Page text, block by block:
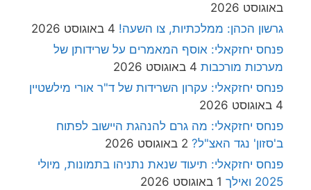
באוגוסט 2026
גרשון הכהן: ממלכתיות, צו השעה! 4 באוגוסט 2026
פנחס יחזקאלי: אוסף המאמרים על שרידותן של
מערכות מורכבות 4 באוגוסט 2026
פנחס יחזקאלי: עקרון השרידות של ד"ר אורי מילשטיין
4 באוגוסט 2026
פנחס יחזקאלי: מה גרם להנהגת היישוב לפתוח
ב'סזון' נגד האצ"ל? 2 באוגוסט 2026
פנחס יחזקאלי: תיעוד שנאת נתניהו בתמונות, מיולי
2025 ואילך
1 באוגוסט 2026